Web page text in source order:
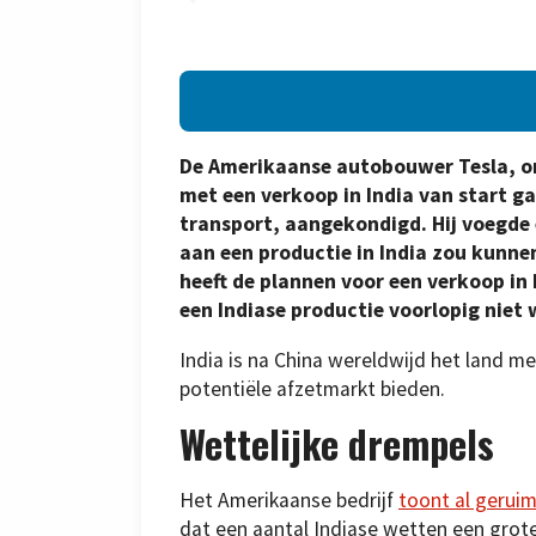
De Amerikaanse autobouwer Tesla,
met een verkoop in India van start
transport, aangekondigd. Hij
aan een productie in India zou
heeft de plannen voor een verkoop
een Indiase productie voorlopig niet
India is na China wereldwijd het land
potentiële afzetmarkt bieden.
Wettelijke drempels
Het Amerikaanse bedrijf toont al
dat een aantal Indiase wetten een